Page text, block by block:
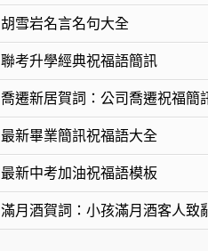
胡雪岩名言名句大全
聯考升學經典祝福語簡訊
喬遷新居賀詞：公司喬遷祝福簡
最新畢業簡訊祝福語大全
最新中考加油祝福語模板
滿月酒賀詞：小孩滿月酒客人致